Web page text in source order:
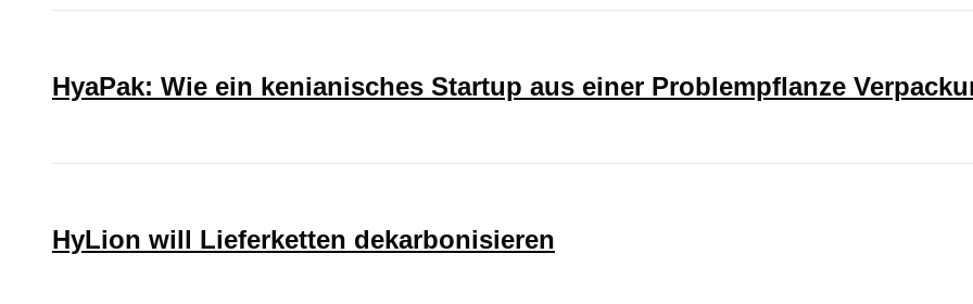
HyaPak: Wie ein kenianisches Startup aus einer Problempflanze
HyLion will Lieferketten dekarbonisieren